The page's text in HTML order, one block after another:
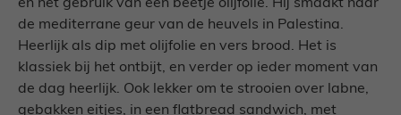
en het gebruik van een beetje olijfolie. Hij smaakt naar
de mediterrane geur van de heuvels in Palestina.
Heerlijk als dip met olijfolie en vers brood. Het is
klassiek bij het ontbijt, en verder op ieder moment van
de dag heerlijk. Ook lekker om te strooien over labne,
gebakken eitjes, in een ﬂatbread sandwich, met